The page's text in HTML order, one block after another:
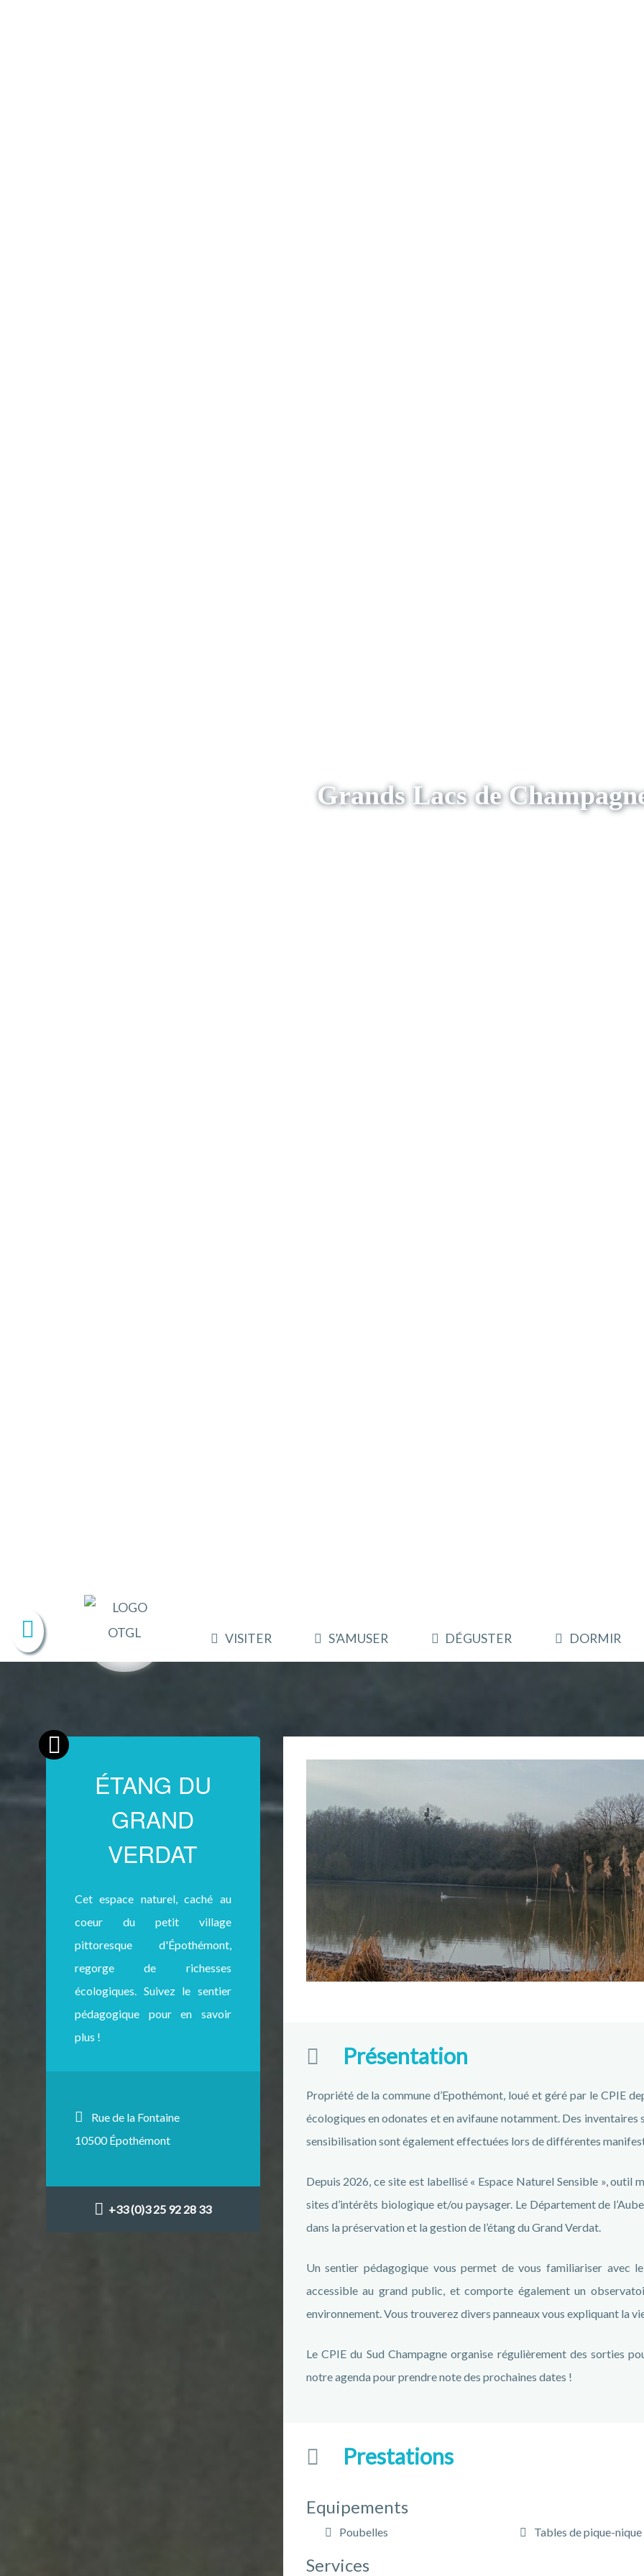
Grands Lacs de
VISITER S’AMUSER DÉGUSTER DORMIR
ÉTANG DU
GRAND
VERDAT
Cet espace naturel, caché au
coeur du petit village
pittoresque d'Épothémont,
regorge de richesses
écologiques. Suivez le sentier
pédagogique pour en savoir
plus !
Rue de la Fontaine
10500 Épothémont
+33 (0)3 25 92 28 33
Présentation
Propriété de la commune d’Epothémont, loué et géré par le CPIE
écologiques en odonates et en avifaune notamment. Des
sensibilisation sont également effectuées lors de différentes
Depuis 2026, ce site est labellisé « Espace Naturel Sensible », outil
sites d’intérêts biologique et/ou paysager. Le Département de
dans la préservation et la gestion de l’étang du Grand Verdat.
Un sentier pédagogique vous permet de vous familiariser avec
accessible au grand public, et comporte également un
environnement. Vous trouverez divers panneaux vous expliquant la
Le CPIE du Sud Champagne organise régulièrement des sorties
notre agenda pour prendre note des prochaines dates !
Prestations
Equipements
Poubelles Tables de pique-nique
Services